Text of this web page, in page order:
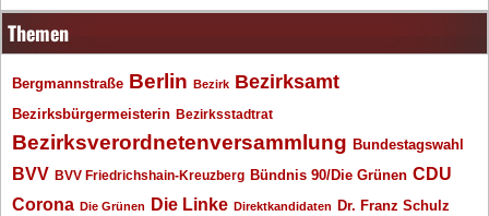
Themen
Bergmannstraße Berlin Bezirk Bezirksamt
Bezirksbürgermeisterin Bezirksstadtrat
Bezirksverordnetenversammlung Bundestagswahl
BVV BVV Friedrichshain-Kreuzberg Bündnis 90/Die Grünen CDU
Corona Die Grünen Die Linke Direktkandidaten Dr. Franz Schulz